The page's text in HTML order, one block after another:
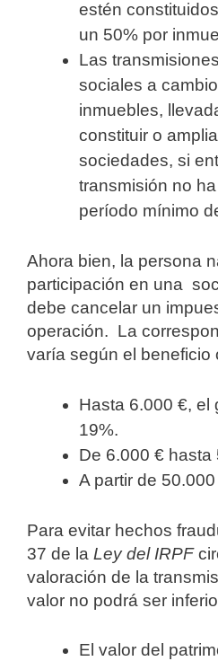
estén
un 50% por
Las
sociales a
inmuebles,
constituir o
sociedades, si
transmisión no
período mínimo
Ahora bien, la persona
participación en una
debe cancelar un
operación. La
varía según el beneficio
Hasta 6.000 €, el
19%.
De 6.000 € hasta
A partir de
Para evitar hechos
37 de la Ley del IRPF
valoración de la
valor no podrá ser
El valor del